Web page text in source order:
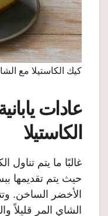
كيك الكاستيلا مع
عادات
الكاستيلا
غالبًا ما يتم تناول
حيث يتم تقديمها
الأخضر الساخن.
الشاي المر قليلاً